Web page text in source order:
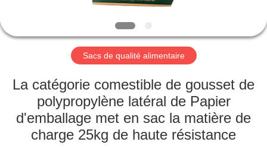
DE
NOUS
VISITE
D'USINE
CONTRÔLE
Sacs de qualité alimentaire
La catégorie comestible de gousset de
polypropylène latéral de Papier
d'emballage met en sac la matière de
charge 25kg de haute résistance